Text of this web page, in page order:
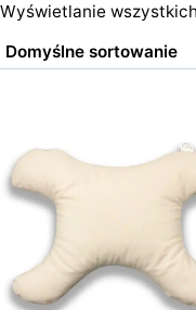
Wyświetlanie